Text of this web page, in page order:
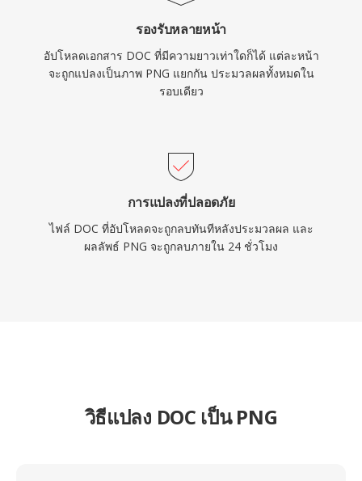
รองรับหลายหน้า
อัปโหลดเอกสาร DOC ที่มีความยาวเท่าใดก็ได้ แต่ละหน้า
จะถูกแปลงเป็นภาพ PNG แยกกัน ประมวลผลทั้งหมดใน
รอบเดียว
การแปลงที่ปลอดภัย
ไฟล์ DOC ที่อัปโหลดจะถูกลบทันทีหลังประมวลผล และ
ผลลัพธ์ PNG จะถูกลบภายใน 24 ชั่วโมง
วิธีแปลง DOC เป็น PNG